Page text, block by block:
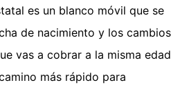
es un blanco móvil que se
de nacimiento y los cambios
vas a cobrar a la misma edad
más rápido para